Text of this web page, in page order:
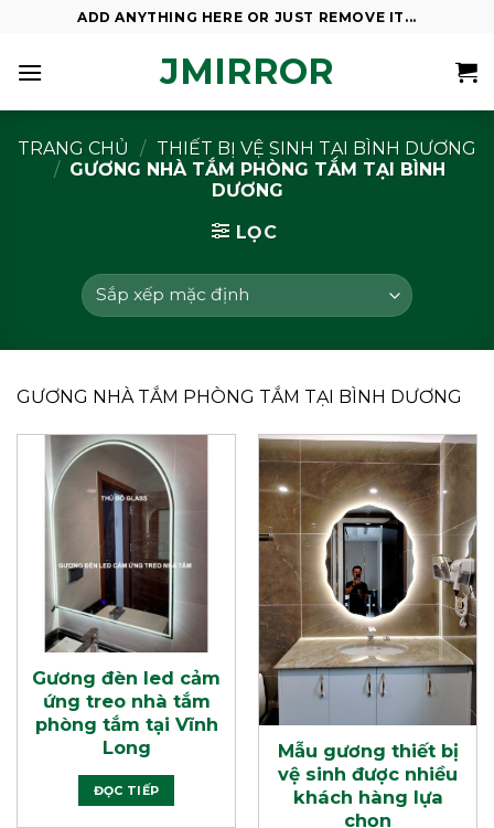
content
ADD ANYTHING HERE OR JUST REMOVE IT...
JMIRROR
TRANG CHỦ / THIẾT BỊ VỆ SINH TẠI BÌNH DƯƠNG
/ GƯƠNG NHÀ TẮM PHÒNG TẮM TẠI BÌNH
DƯƠNG
LỌC
GƯƠNG NHÀ TẮM PHÒNG TẮM TẠI BÌNH DƯƠNG
Gương đèn led cảm
ứng treo nhà tắm
phòng tắm tại Vĩnh
Long
ĐỌC TIẾP
Mẫu gương thiết bị
vệ sinh được nhiều
khách hàng lựa
chọn